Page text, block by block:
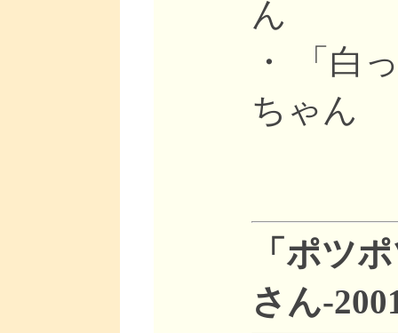
ん
・ 「白
ちゃん
「ポツ
さん-